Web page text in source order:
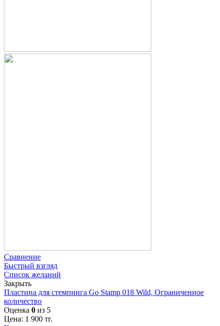
Сравнение
Быстрый взгляд
Список желаний
Закрыть
Пластина для стемпинга Go Stamp 018 Wild, Ограниченное
количество
Оценка 0 из 5
Цена: 1 900 тг.